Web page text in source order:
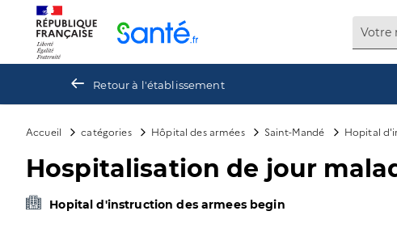
Retour à l'établissement
Accueil catégories Hôpital des armées Saint-Mandé Hopital
Hospitalisation de jour
Hopital d'instruction des armees begin
Panneau de gestion des cookies